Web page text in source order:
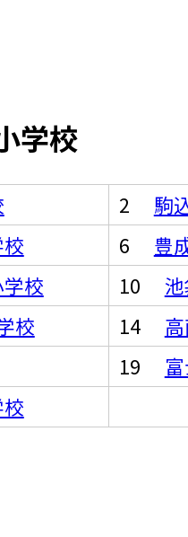
学校
2 駒
6 豊
校 10
校 14
19
校